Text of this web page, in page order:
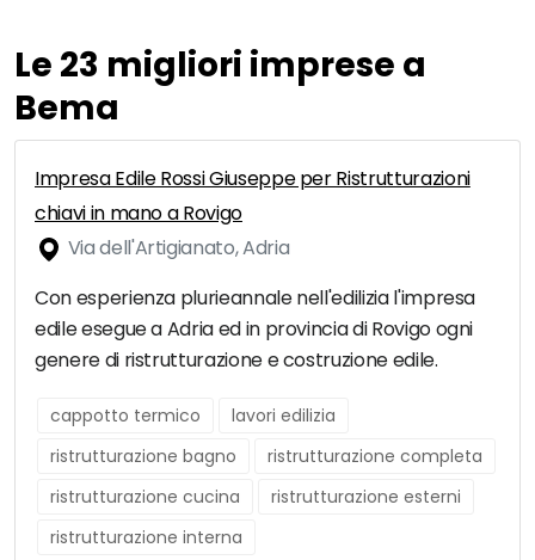
Le 23 migliori imprese a
Bema
Impresa Edile Rossi Giuseppe per Ristrutturazioni
chiavi in mano a Rovigo
Via dell'Artigianato, Adria
Con esperienza plurieannale nell'edilizia l'impresa
edile esegue a Adria ed in provincia di Rovigo ogni
genere di ristrutturazione e costruzione edile.
cappotto termico
lavori edilizia
ristrutturazione bagno
ristrutturazione completa
ristrutturazione cucina
ristrutturazione esterni
ristrutturazione interna